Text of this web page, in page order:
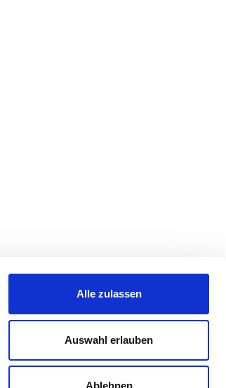
Alle zulassen
Auswahl erlauben
Ablehnen